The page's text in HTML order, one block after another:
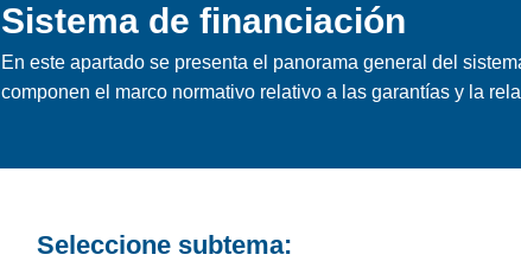
Sistema de financiación
En este apartado se presenta el panorama general del
componen el marco normativo relativo a las garantías y la
Seleccione subtema: